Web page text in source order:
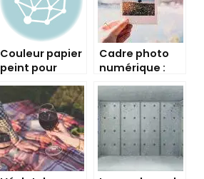
Couleur papier
peint pour
Cadre photo
numérique :
complet